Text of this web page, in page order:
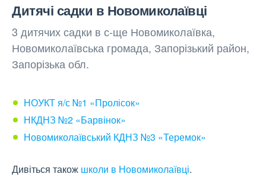
Дитячі садки в Новомиколаївці
3 дитячих садки в с-ще Новомиколаївка,
Новомиколаївська громада, Запорізький район,
Запорізька обл.
НОУКТ я/с №1 «Пролісок»
НКДНЗ №2 «Барвінок»
Новомиколаївський КДНЗ №3 «Теремок»
Дивіться також школи в Новомиколаївці.